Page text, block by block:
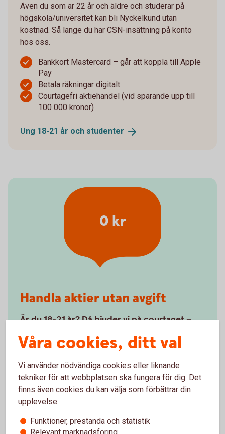
Även du som är 22 år och äldre och studerar på
högskola/universitet kan bli Nyckelkund utan
kostnad. Så länge du har CSN-insättning på konto
hos oss.
Bankkort Mastercard – går att koppla till Apple
Pay
Betala räkningar digitalt
Courtagefri aktiehandel (vid sparande upp till
100 000 kronor)
Ung 18-21 år och studenter
Handla aktier utan avgift
Är du 18-21 år? Då bjuder vi på courtaget –
avgiften för att köpa och sälja – när du
handlar aktier digitalt*.
Kom i gång medaktier
0 kr
Våra cookies, ditt val
Vi använder nödvändiga cookies eller liknande
tekniker för att webbplatsen ska fungera för dig. Det
finns även cookies du kan välja som förbättrar din
upplevelse:
Funktioner, prestanda och statistik
Relevant marknadsföring